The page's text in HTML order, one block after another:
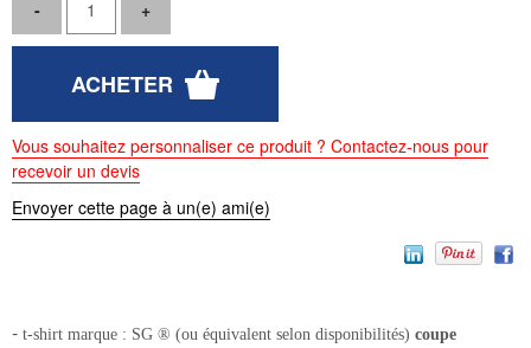
Vous souhaitez personnaliser ce produit ? Contactez-nous pour
recevoir un devis
Envoyer cette page à un(e) ami(e)
- t-shirt marque : SG ® (ou équivalent selon disponibilités) coupe